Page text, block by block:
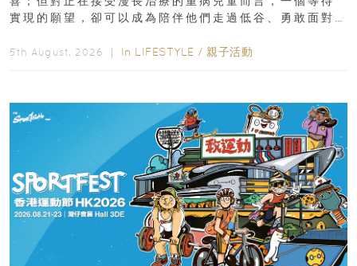
實現的願望，卻可以成為陪伴他們走過低谷、勇敢面對
5th August, 2026 ｜ In LIFESTYLE / 親子活動